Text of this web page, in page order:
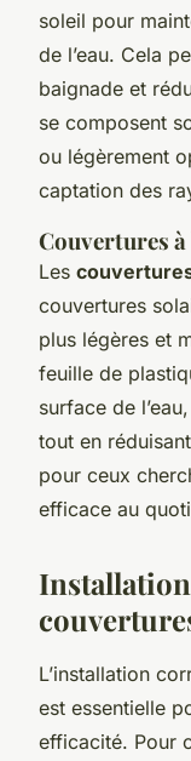
soleil pour
de l’eau. Cela
baignade et
se composent
ou légèrement
captation des
Couvertures
Les
couvertures
plus légères et
feuille de
surface de
tout en
pour ceux
efficace au
L’installation
est essentielle
efficacité. Pour